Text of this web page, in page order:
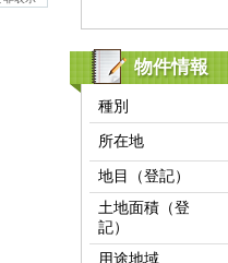
物件情報
種別
所在地
地目（登記）
土地面積（登
記）
用途地域